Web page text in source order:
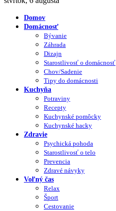
Domov
Domácnosť
Bývanie
Záhrada
Dizajn
Starostlivosť o domácnosť
Chov/Sadenie
Tipy do domácnosti
Kuchyňa
Potraviny
Recepty
Kuchynské pomôcky
Kuchynské hacky
Zdravie
Psychická pohoda
Starostlivosť o telo
Prevencia
Zdravé návyky
Voľný čas
Relax
Šport
Cestovanie